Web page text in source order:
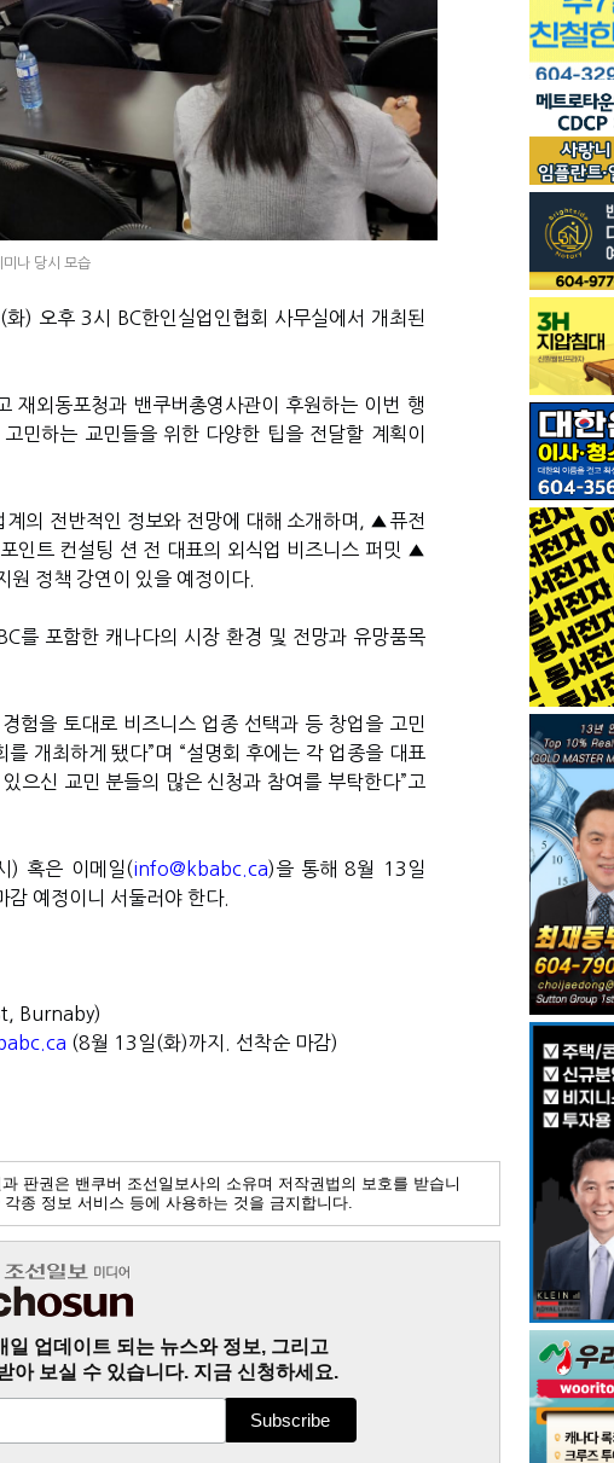
나 당시 모습
(화) 오후 3시 BC한인실업인협회 사무실에서 개최된
재외동포청과 밴쿠버총영사관이 후원하는 이번 행
민하는 교민들을 위한 다양한 팁을 전달할 계획이
의 전반적인 정보와 전망에 대해 소개하며
▲퓨전
인트 컨설팅 션 전 대표의 외식업 비즈니스 퍼밋 ▲
원 정책 강연이 있을 예정이다.
BC를 포함한 캐나다의 시장 환경 및 전망과 유망품목
험을 토대로 비즈니스 업종 선택과 등 창업을 고민
를 개최하게 됐다”며 “설명회 후에는 각 업종을 대표
있으신 교민 분들의 많은 신청과 참여를 부탁한다” 고
) 혹은 이메일(info@kbabc.ca)을 통해 8월 13일
감 예정이니 서둘러야 한다.
Burnaby)
(8월 13일(화)까지 선착순 마감)
판권은 밴쿠버 조선일보사의 소유며 저작권법의 보호를 받습니
종 정보 서비스 등에 사용하는 것을 금지합니다.
업데이트 되는 뉴스와 정보, 그리고
아 보실 수 있습니다. 지금 신청하세요.